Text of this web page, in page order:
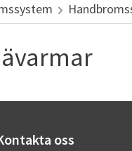
oss